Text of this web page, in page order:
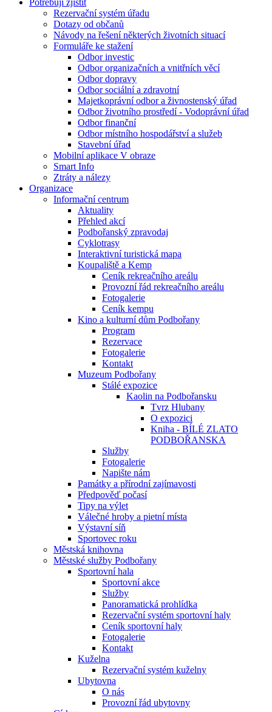
Potřebuji zjistit
Rezervační systém úřadu
Dotazy od občanů
Návody na řešení některých životních situací
Formuláře ke stažení
Odbor investic
Odbor organizačních a vnitřních věcí
Odbor dopravy
Odbor sociální a zdravotní
Majetkoprávní odbor a živnostenský úřad
Odbor životního prostředí - Vodoprávní úřad
Odbor finanční
Odbor místního hospodářství a služeb
Stavební úřad
Mobilní aplikace V obraze
Smart Info
Ztráty a nálezy
Organizace
Informační centrum
Aktuality
Přehled akcí
Podbořanský zpravodaj
Cyklotrasy
Interaktivní turistická mapa
Koupaliště a Kemp
Ceník rekreačního areálu
Provozní řád rekreačního areálu
Fotogalerie
Ceník kempu
Kino a kulturní dům Podbořany
Program
Rezervace
Fotogalerie
Kontakt
Muzeum Podbořany
Stálé expozice
Kaolin na Podbořansku
Tvrz Hlubany
O expozici
Kniha - BÍLÉ ZLATO
PODBOŘANSKA
Služby
Fotogalerie
Napište nám
Památky a přírodní zajímavosti
Předpověď počasí
Tipy na výlet
Válečné hroby a pietní místa
Výstavní síň
Sportovec roku
Městská knihovna
Městské služby Podbořany
Sportovní hala
Sportovní akce
Služby
Panoramatická prohlídka
Rezervační systém sportovní haly
Ceník sportovní haly
Fotogalerie
Kontakt
Kuželna
Rezervační systém kuželny
Ubytovna
O nás
Provozní řád ubytovny